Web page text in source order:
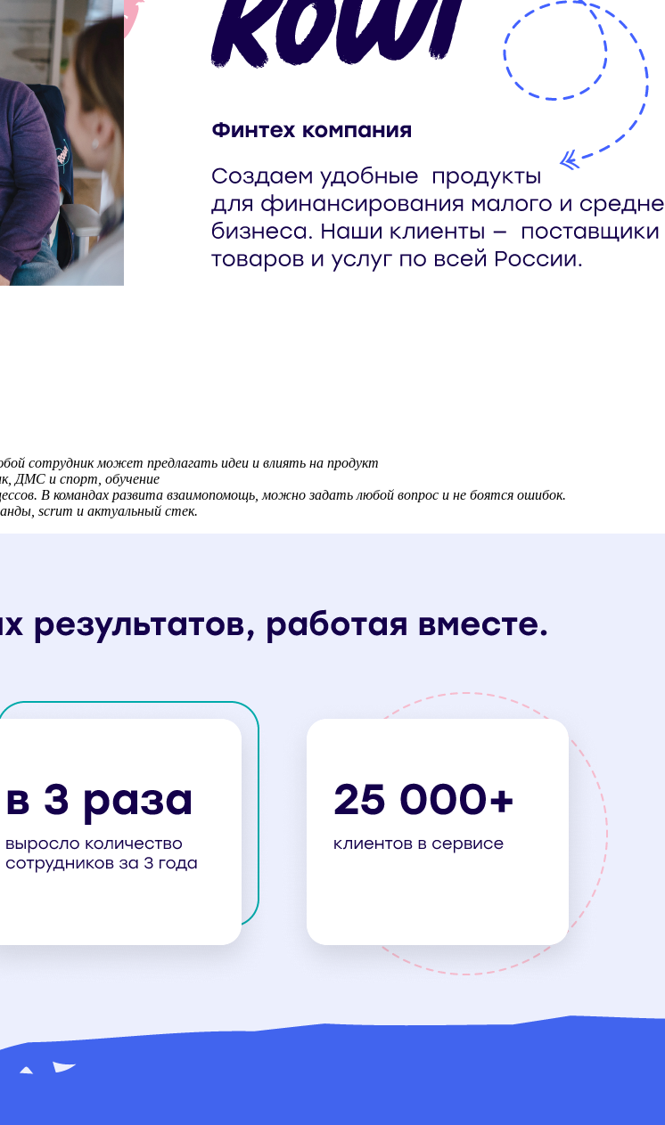
сотрудник может предлагать идеи и влиять на продукт
ДМС и спорт, обучение
В командах развита взаимопомощь, можно задать любой вопрос и не боятся ошибок.
scrum и актуальный стек.